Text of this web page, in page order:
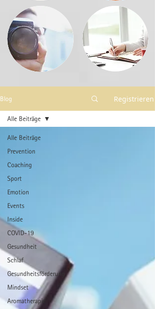
Blog Registrieren
Alle Beiträge
Prevention
Coaching
Sport
Emotion
Events
Inside
COVID-19
Gesundheit
Schlaf
Gesundheitsförderung
Mindset
Aromatherapie
Alle Beiträge